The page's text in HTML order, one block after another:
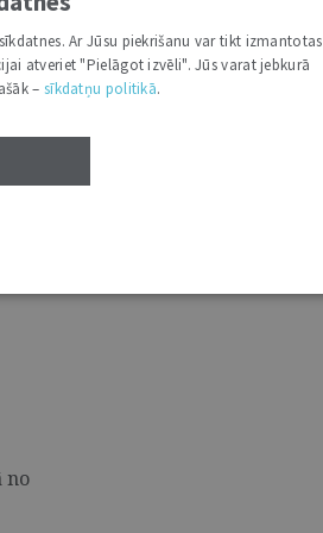
no
Ar Jūsu piekrišanu var tikt izmantotas
atveriet "Pielāgot izvēli". Jūs varat jebkurā
– sīkdatņu politikā.